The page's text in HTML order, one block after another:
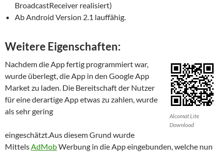
BroadcastReceiver realisiert)
Ab Android Version 2.1 lauffähig.
Weitere Eigenschaften:
Alcomat Lite
Download
Nachdem die App fertig programmiert war,
wurde überlegt, die App in den Google App
Market zu laden. Die Bereitschaft der Nutzer
für eine derartige App etwas zu zahlen, wurde
als sehr gering
eingeschätzt.Aus diesem Grund wurde
MittelsAdMobWerbung in die App eingebunden, welche nun